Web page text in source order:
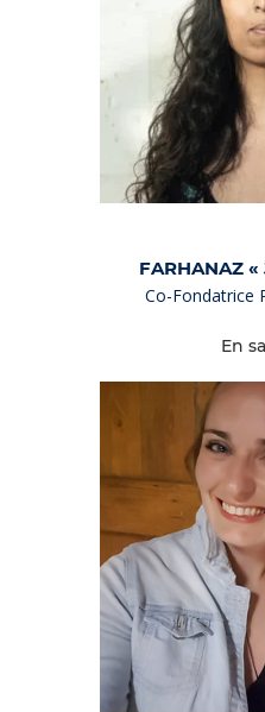
FARHANAZ «
Co-Fondatrice
En